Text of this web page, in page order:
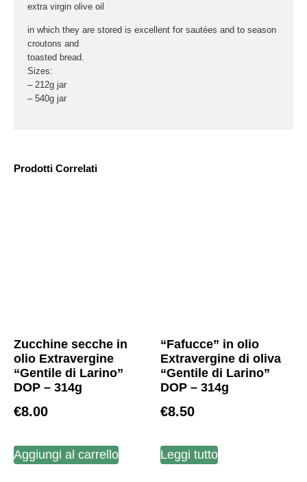
Prodotti Correlati
Zucchine secche in
olio Extravergine
“Gentile di Larino”
DOP – 314g
€8.00
Aggiungi al carrello
“Fafucce” in olio
Extravergine di oliva
“Gentile di Larino”
DOP – 314g
€8.50
Leggi tutto
extra virgin olive oil
in which they are stored is excellent for sautées and to season
croutons and
toasted bread.
Sizes:
– 212g jar
– 540g jar